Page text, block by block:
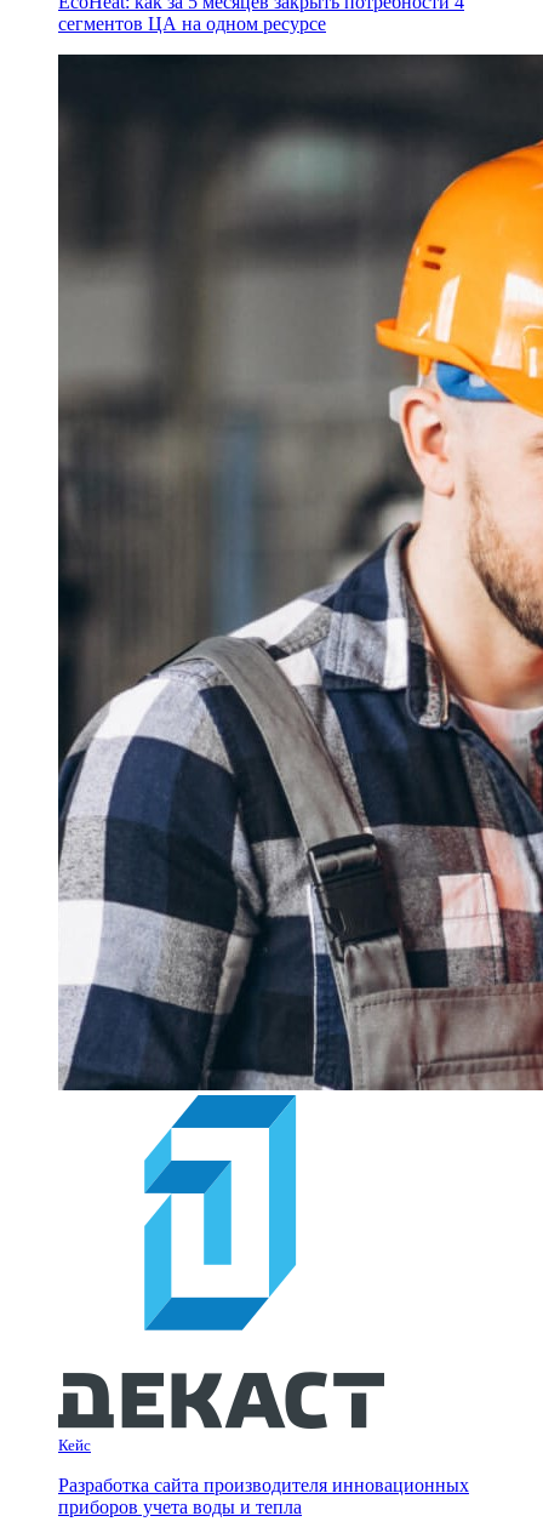
сегментов ЦА на одном ресурсе
Кейс
Разработка сайта производителя инновационных
приборов учета воды и тепла